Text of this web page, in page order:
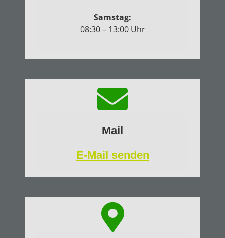
Samstag:
08:30 – 13:00 Uhr
Mail
E-Mail senden